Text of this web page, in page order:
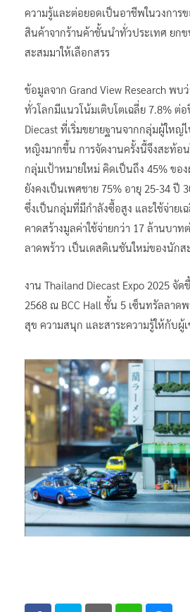
ความรู้และต่อยอดเป็นอาชีพในวงการ
สินค้าจากร้านค้าชั้นนำทั่วประเทศ ยก
สะสมมาให้เลือกสรร
ข้อมูลจาก Grand View Research พบ
ทั่วโลกมีแนวโน้มเติบโตเฉลี่ย 7.8% ต่
Diecast ที่เริ่มขยายฐานจากกลุ่มผู้ใหญ่
หญิงมากขึ้น การจัดงานครั้งนี้จึงสะท้อ
กลุ่มเป้าหมายใหม่ คิดเป็นถึง 45% ขอ
ยังคงเป็นเพศชาย 75% อายุ 25-34 ปี
ซึ่งเป็นกลุ่มที่มีกำลังซื้อสูง และใช้จ่ายเ
คาดสร้างมูลค่าใช้จ่ายกว่า 17 ล้านบาท
ลาดพร้าว เป็นเดสติเนชันใหม่ของนักส
งาน Thailand Diecast Expo 2025 จั
2568 ณ BCC Hall ชั้น 5 เซ็นทรัลลาด
สุข ความสนุก และสาระความรู้ให้กับผู้